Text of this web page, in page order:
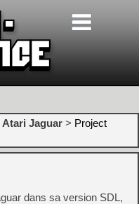
Atari Jaguar > Project
dans sa version SDL,